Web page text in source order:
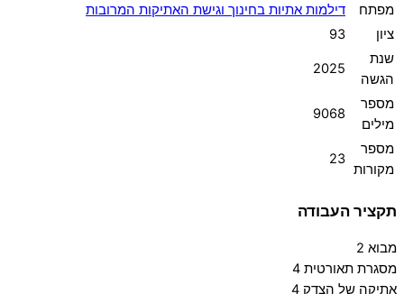
מפתח
דילמות אתיות בחינוך וגישת האתיקות המרובות
ציון
93
שנת
הגשה
2025
מספר
מילים
9068
מספר
מקורות
23
תקציר העבודה
מבוא 2
מסגרת תאורטית 4
אתיקה של הצדק 4